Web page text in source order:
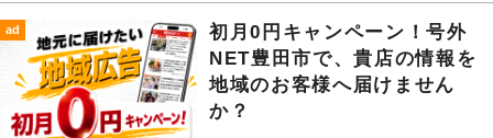
ad
初月0円キャンペーン！号外
NET豊田市で、貴店の情報を
地域のお客様へ届けません
か？